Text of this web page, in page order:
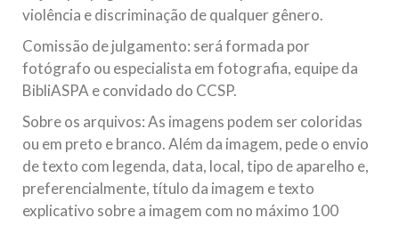
violência e discriminação de qualquer gênero.
Comissão de julgamento: será formada por
fotógrafo ou especialista em fotografia, equipe da
BibliASPA e convidado do CCSP.
Sobre os arquivos: As imagens podem ser coloridas
ou em preto e branco. Além da imagem, pede o envio
de texto com legenda, data, local, tipo de aparelho e,
preferencialmente, título da imagem e texto
explicativo sobre a imagem com no máximo 100